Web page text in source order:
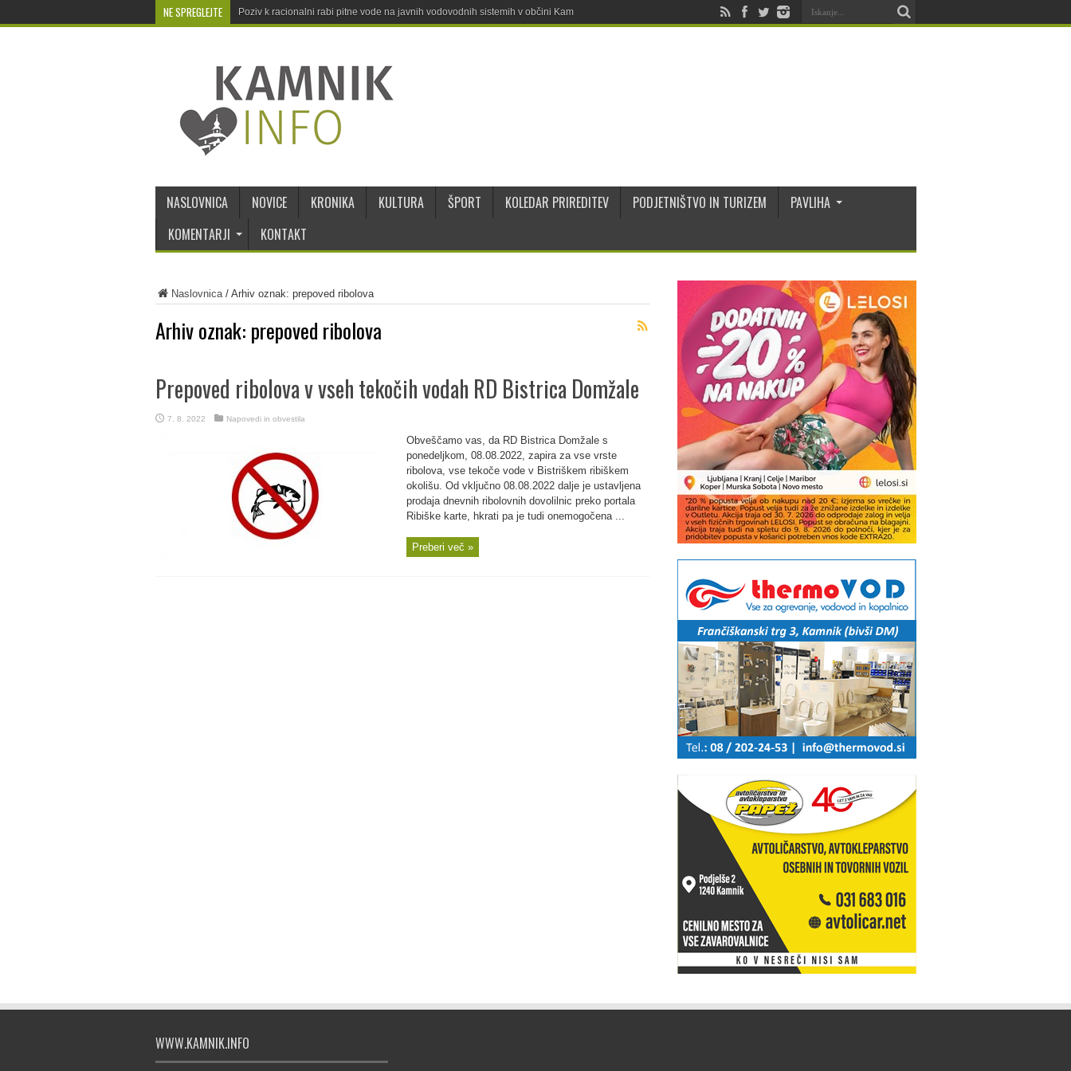
NE SPREGLEJTE Poziv k racionalni rabi pitne vode na javnih vodovodnih sistemih v občini Kamnik
NASLOVNICA NOVICE KRONIKA KULTURA ŠPORT KOLEDAR PRIREDITEV PODJETNIŠTVO IN TURIZEM
PAVLIHA
KOMENTARJI
KONTAKT
Naslovnica/ Arhiv oznak: prepoved ribolova
Arhiv oznak: prepoved ribolova
Prepoved ribolova v vseh tekočih vodah RD Bistrica Domžale
7. 8. 2022 Napovedi in obvestila
Obveščamo vas, da RD Bistrica Domžale s
ponedeljkom, 08.08.2022, zapira za vse vrste
ribolova, vse tekoče vode v Bistriškem ribiškem
okolišu. Od vključno 08.08.2022 dalje je ustavljena
prodaja dnevnih ribolovnih dovolilnic preko portala
Ribiške karte, hkrati pa je tudi onemogočena ...
Preberi več »
WWW.KAMNIK.INFO